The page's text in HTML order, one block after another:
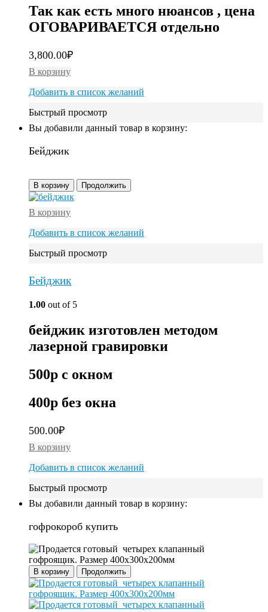
Так как есть много нюансов , цена
ОГОВАРИВАЕТСЯ отдельно
3,800.00₽
В корзину
Добавить в список желаний
Быстрый просмотр
Вы добавили данный товар в корзину:
Бейджик
В корзину Продолжить
В корзину
Добавить в список желаний
Быстрый просмотр
Бейджик
1.00 out of 5
бейджик изготовлен методом
лазерной гравировки
500р с окном
400р без окна
500.00₽
В корзину
Добавить в список желаний
Быстрый просмотр
Вы добавили данный товар в корзину:
гофрокороб купить
В корзину Продолжить